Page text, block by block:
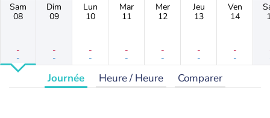
Sam
08
-
-
Dim
09
-
-
Lun
10
-
-
Mar
11
-
-
Mer
12
-
-
Jeu
13
-
-
Ven
14
-
-
Journée Heure / Heure Comparer